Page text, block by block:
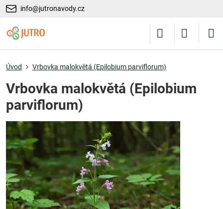
info@jutronavody.cz
Úvod Vrbovka malokvětá (Epilobium parviflorum)
Vrbovka malokvětá (Epilobium
parviflorum)